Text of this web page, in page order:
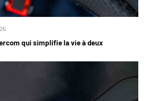
qui simplifie la vie à deux